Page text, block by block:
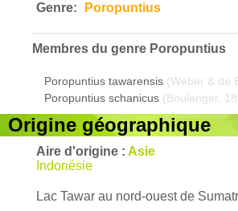
Genre:
Poropuntius
Membres du genre Poropuntius
Poropuntius tawarensis (Weber & de
Poropuntius schanicus (Boulenger,
Origine géographique
Aire d'origine : Asie
Indonésie
Lac Tawar au nord-ouest de